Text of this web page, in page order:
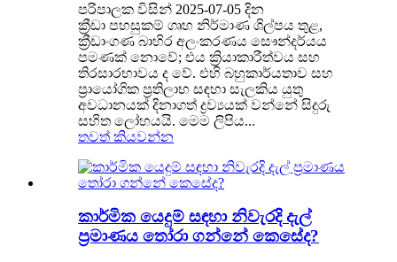
පරිපාලක විසින් 2025-07-05 දින
ක්‍රීඩා පහසුකම් ගෘහ නිර්මාණ ශිල්පය තුළ,
ක්‍රීඩාංගණ බාහිර අලංකරණය සෞන්දර්යය
පමණක් නොවේ; එය ක්‍රියාකාරීත්වය සහ
තිරසාරභාවය ද වේ. එහි බහුකාර්යතාව සහ
ප්‍රායෝගික ප්‍රතිලාභ සඳහා සැලකිය යුතු
අවධානයක් දිනාගත් ද්‍රව්‍යයක් වන්නේ සිදුරු
සහිත ලෝහයයි. මෙම ලිපිය...
තවත් කියවන්න
කාර්මික යෙදුම් සඳහා නිවැරදි දැල්
ප්‍රමාණය තෝරා ගන්නේ කෙසේද?